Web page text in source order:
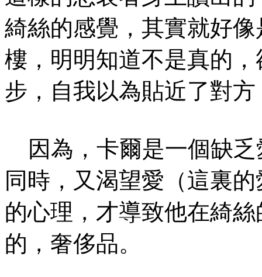
綺絲的感覺，其實就好
樓，明明知道不是真的
步，自我以為貼近了對
因為，卡爾是一個缺乏
同時，又渴望愛（這裏
的心理，才導致他在綺
的，奢侈品。